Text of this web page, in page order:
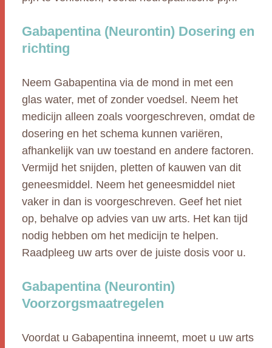
Gabapentina (Neurontin) Dosering en
richting
Neem Gabapentina via de mond in met een
glas water, met of zonder voedsel. Neem het
medicijn alleen zoals voorgeschreven, omdat de
dosering en het schema kunnen variëren,
afhankelijk van uw toestand en andere factoren.
Vermijd het snijden, pletten of kauwen van dit
geneesmiddel. Neem het geneesmiddel niet
vaker in dan is voorgeschreven. Geef het niet
op, behalve op advies van uw arts. Het kan tijd
nodig hebben om het medicijn te helpen.
Raadpleeg uw arts over de juiste dosis voor u.
Gabapentina (Neurontin)
Voorzorgsmaatregelen
Voordat u Gabapentina inneemt, moet u uw arts